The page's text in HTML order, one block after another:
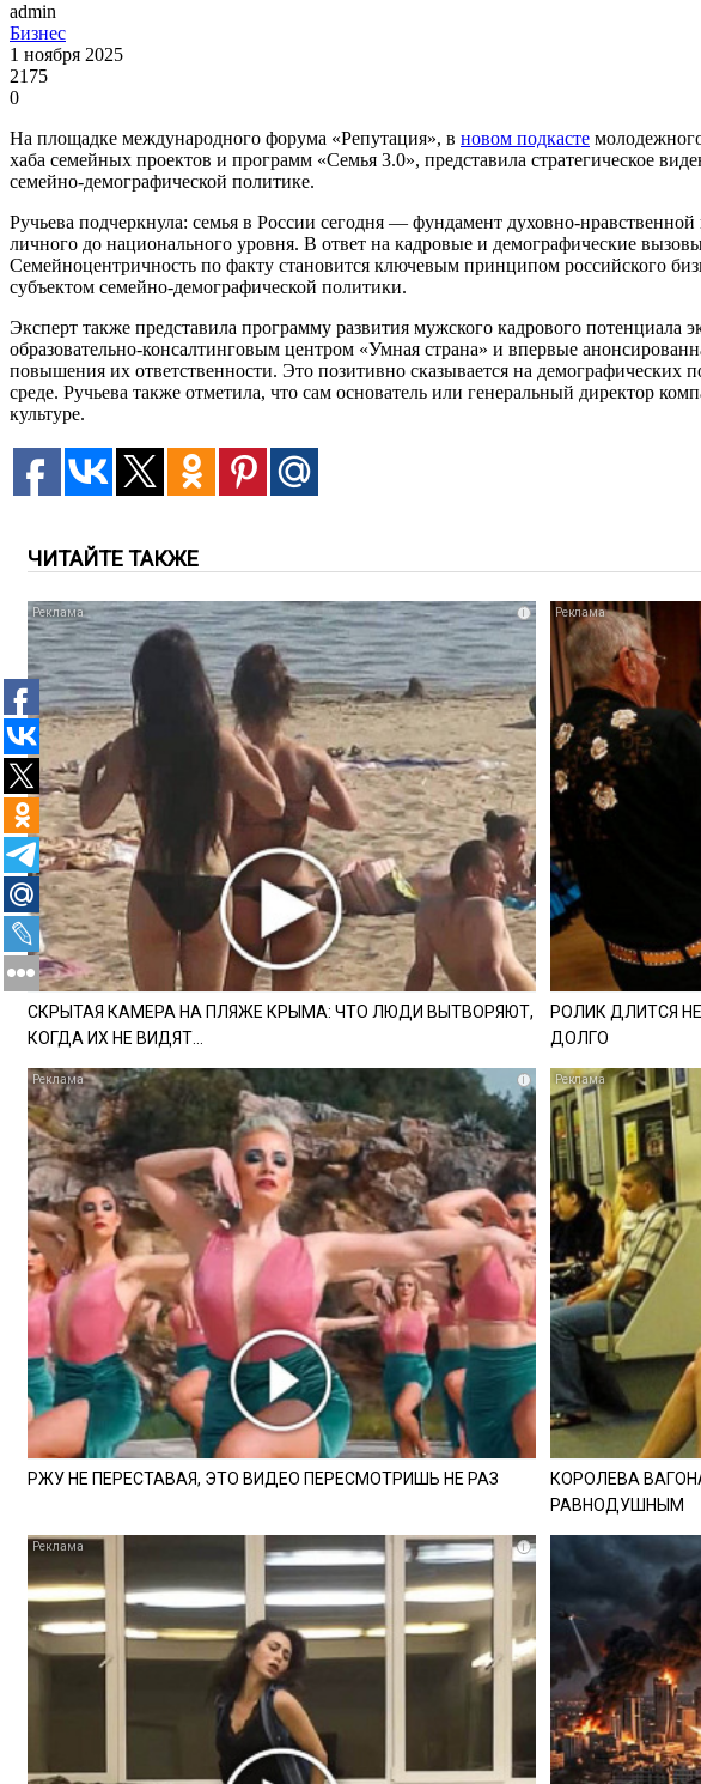
admin
Бизнес
1 ноября 2025
2175
0
На площадке международного форума «Репутация», в новом подкасте
хаба семейных проектов и программ «Семья 3.0», представила стратегическое
семейно-демографической политике.
Ручьева подчеркнула: семья в России сегодня — фундамент духовно-
личного до национального уровня. В ответ на кадровые и демографические
Семейноцентричность по факту становится ключевым принципом российского
субъектом семейно-демографической политики.
Эксперт также представила программу развития мужского кадрового
образовательно-консалтинговым центром «Умная страна» и впервые
повышения их ответственности. Это позитивно сказывается на демографических
среде. Ручьева также отметила, что сам основатель или генеральный директор
культуре.
ЧИТАЙТЕ ТАКЖЕ
i
СКРЫТАЯ КАМЕРА НА ПЛЯЖЕ КРЫМА: ЧТО ЛЮДИ ВЫТВОРЯЮТ,
КОГДА ИХ НЕ ВИДЯТ...
РОЛИК ДЛИТСЯ
ДОЛГО
i
РЖУ НЕ ПЕРЕСТАВАЯ, ЭТО ВИДЕО ПЕРЕСМОТРИШЬ НЕ РАЗ
КОРОЛЕВА
РАВНОДУШНЫМ
i